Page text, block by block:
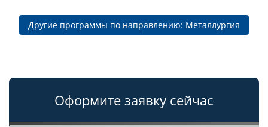
Другие программы по направлению: Металлургия
Оформите заявку сейчас